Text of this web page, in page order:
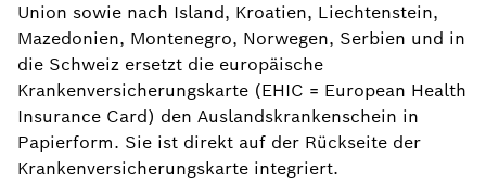
Union sowie nach Island, Kroatien, Liechtenstein,
Mazedonien, Montenegro, Norwegen, Serbien und in
die Schweiz ersetzt die europäische
Krankenversicherungskarte (EHIC = European Health
Insurance Card) den Auslandskrankenschein in
Papierform. Sie ist direkt auf der Rückseite der
Krankenversicherungskarte integriert.